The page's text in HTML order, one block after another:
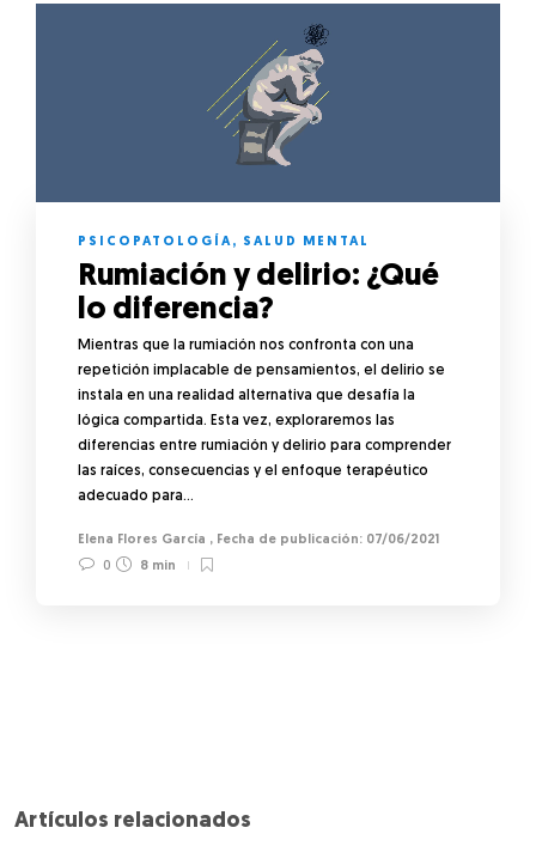
PSICOPATOLOGÍA, SALUD MENTAL
Rumiación y delirio: ¿Qué
lo diferencia?
Mientras que la rumiación nos confronta con una
repetición implacable de pensamientos, el delirio se
instala en una realidad alternativa que desafía la
lógica compartida. Esta vez, exploraremos las
diferencias entre rumiación y delirio para comprender
las raíces, consecuencias y el enfoque terapéutico
adecuado para…
Elena Flores García ,
07/06/2021
0
8 min
Artículos relacionados